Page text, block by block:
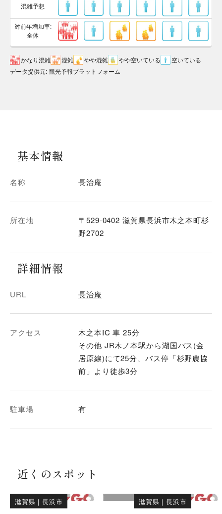
混雑予想
対前年増加率:
全体
かなり混雑 混雑 やや混雑 やや空いている
空いている
データ提供元: 観光予報プラットフォーム
基本情報
名称 長治庵
所在地
〒529-0402 滋賀県長浜市木之本町杉
野2702
詳細情報
URL 長治庵
アクセス
木之本IC 車 25分
その他 JR木ノ本駅から湖国バス(金
居原線)にて25分、バス停「杉野農協
前」より徒歩3分
駐車場 有
近くのスポット
滋賀県 ｜長浜市
滋賀県 ｜長浜市